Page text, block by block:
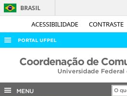
ACESSIBILIDADE CONTRASTE
BRASIL
PORTAL UFPEL
ACESSO À INFORMAÇÃO
COBALTO
Coordenação de
Universidade Federal
MENU